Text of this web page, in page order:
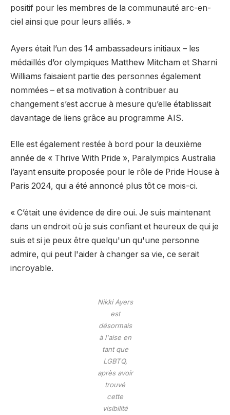
positif pour les membres de la communauté arc-en-
ciel ainsi que pour leurs alliés. »
Ayers était l’un des 14 ambassadeurs initiaux – les
médaillés d’or olympiques Matthew Mitcham et Sharni
Williams faisaient partie des personnes également
nommées – et sa motivation à contribuer au
changement s’est accrue à mesure qu’elle établissait
davantage de liens grâce au programme AIS.
Elle est également restée à bord pour la deuxième
année de « Thrive With Pride », Paralympics Australia
l’ayant ensuite proposée pour le rôle de Pride House à
Paris 2024, qui a été annoncé plus tôt ce mois-ci.
« C’était une évidence de dire oui. Je suis maintenant
dans un endroit où je suis confiant et heureux de qui je
suis et si je peux être quelqu'un qu'une personne
admire, qui peut l'aider à changer sa vie, ce serait
incroyable.
Nikki Ayers
est
désormais
à l'aise en
tant que
LGBTQ,
après avoir
trouvé
cette
visibilité